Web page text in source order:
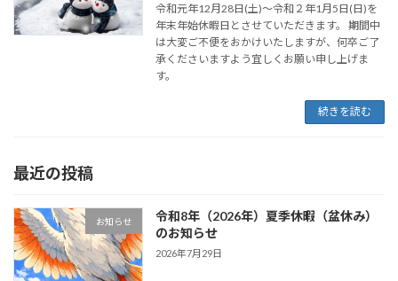
令和元年12月28日(土)～令和２年1月5日(日)を
年末年始休暇日とさせていただきます。 期間中
は大変ご不便をおかけいたしますが、何卒ご了
承くださいますよう宜しくお願い申し上げま
す。
続きを読む
最近の投稿
お知らせ
令和8年（2026年）夏季休暇（盆休み）
のお知らせ
2026年7月29日